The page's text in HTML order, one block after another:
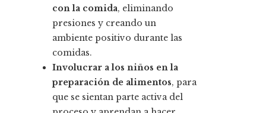
con la comida, eliminando
presiones y creando un
ambiente positivo durante las
comidas.
Involucrar a los niños en la
preparación de alimentos, para
que se sientan parte activa del